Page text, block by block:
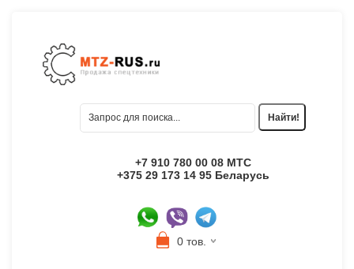
+7 910 780 00 08 МТС
+375 29 173 14 95 Беларусь
0 тов.